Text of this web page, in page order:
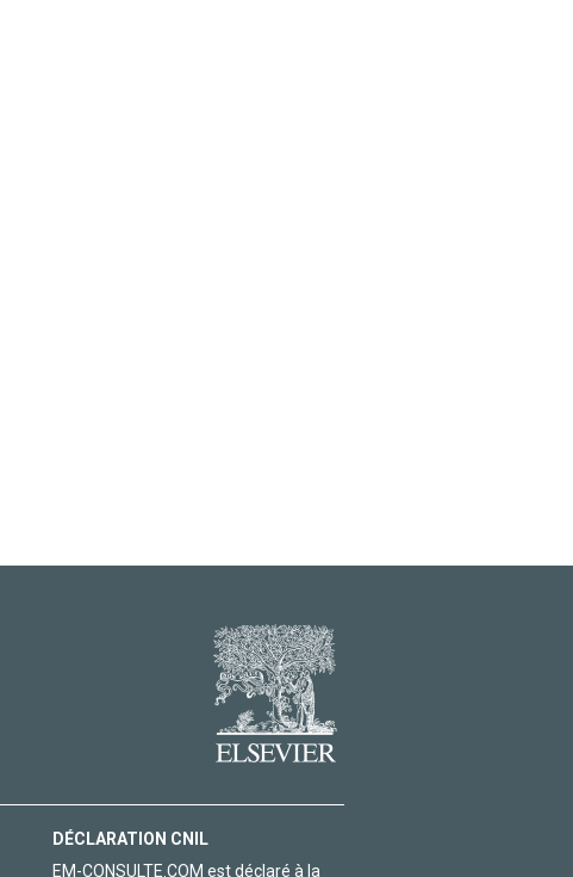
DÉCLARATION CNIL
EM-CONSULTE.COM est déclaré à la